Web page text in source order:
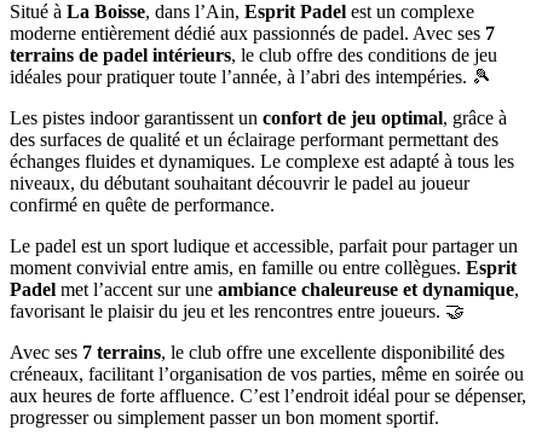
Situé à La Boisse, dans l’Ain, Esprit Padel est un complexe
moderne entièrement dédié aux passionnés de padel. Avec ses 7
terrains de padel intérieurs, le club offre des conditions de jeu
idéales pour pratiquer toute l’année, à l’abri des intempéries. 🎾
Les pistes indoor garantissent un confort de jeu optimal, grâce à
des surfaces de qualité et un éclairage performant permettant des
échanges fluides et dynamiques. Le complexe est adapté à tous les
niveaux, du débutant souhaitant découvrir le padel au joueur
confirmé en quête de performance.
Le padel est un sport ludique et accessible, parfait pour partager un
moment convivial entre amis, en famille ou entre collègues. Esprit
Padel met l’accent sur une ambiance chaleureuse et dynamique,
favorisant le plaisir du jeu et les rencontres entre joueurs. 🤝
Avec ses 7 terrains, le club offre une excellente disponibilité des
créneaux, facilitant l’organisation de vos parties, même en soirée ou
aux heures de forte affluence. C’est l’endroit idéal pour se dépenser,
progresser ou simplement passer un bon moment sportif.